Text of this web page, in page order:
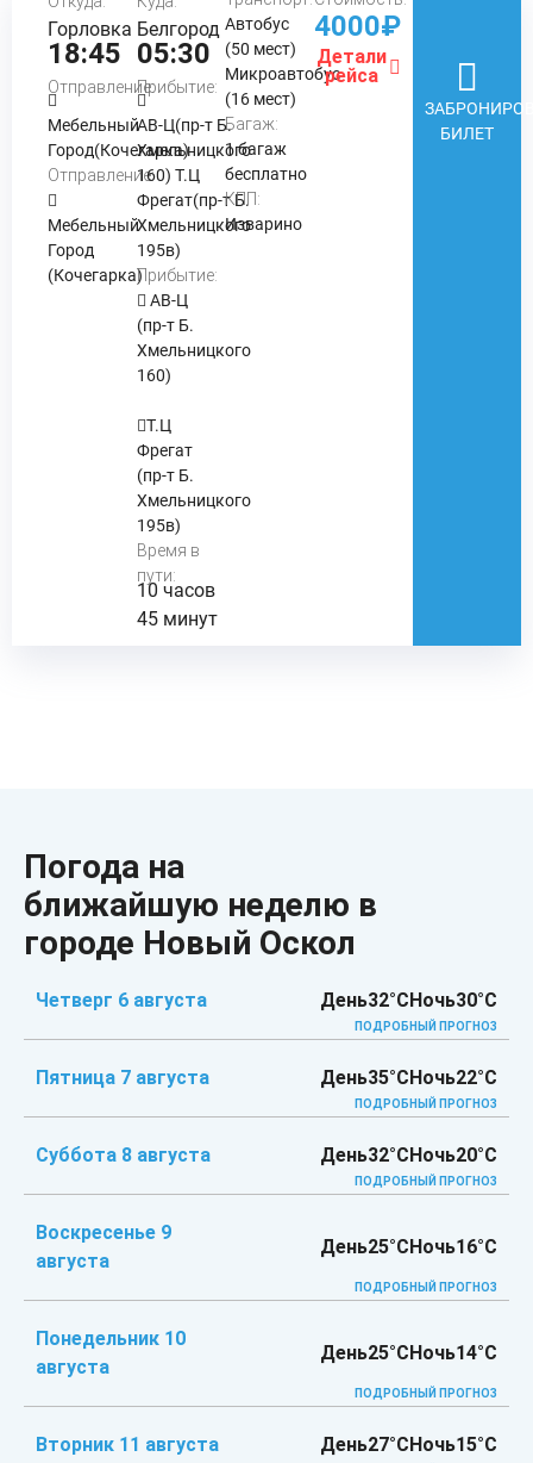
Горловка
18:45
Отправление:
Мебельный
Город(Кочегарка)
Отправление:
Мебельный
Город
(Кочегарка)
Белгород
05:30
Прибытие:
АВ-Ц(пр-т Б.
Хмельницкого
160) Т.Ц
Фрегат(пр-т Б.
Хмельницкого
195в)
Прибытие:
АВ-Ц
(пр-т Б.
Хмельницкого
160)
Т.Ц
Фрегат
(пр-т Б.
Хмельницкого
195в)
Время в
пути:
10 часов
45 минут
Автобус
(50 мест)
Микроавтобус
(16 мест)
Багаж:
1 багаж
бесплатно
КПП:
Изварино
4000₽
Детали
рейса
БИЛЕТ
Погода на
ближайшую неделю в
городе Новый Оскол
Четверг 6 августа День32°CНочь30°C
ПОДРОБНЫЙ ПРОГНОЗ
Пятница 7 августа День35°CНочь22°C
ПОДРОБНЫЙ ПРОГНОЗ
Суббота 8 августа День32°CНочь20°C
ПОДРОБНЫЙ ПРОГНОЗ
Воскресенье 9
августа
День25°CНочь16°C
ПОДРОБНЫЙ ПРОГНОЗ
Понедельник 10
августа
День25°CНочь14°C
ПОДРОБНЫЙ ПРОГНОЗ
Вторник 11 августа День27°CНочь15°C